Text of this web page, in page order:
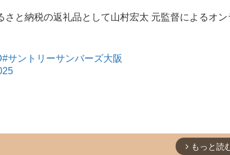
と納税の返礼品として山村宏太 元監督によるオ
#サントリーサンバーズ大阪
arrow_forward_ios もっと読